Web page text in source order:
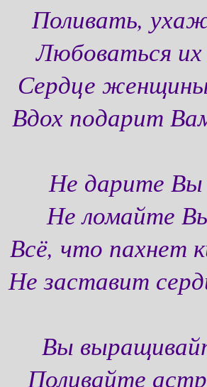
Поливать,
Любоваться
Сердце
Вдох подарит
Не дарите Вы
Не ломайте
Всё, что пахнет
Не заставит
Вы
Поливайте